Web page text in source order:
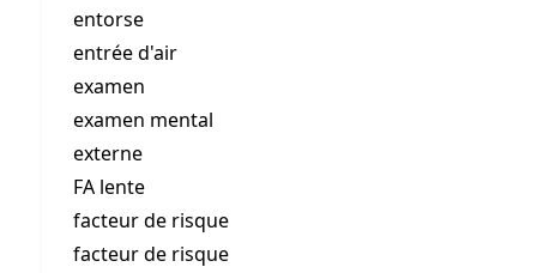
entorse
entrée d'air
examen
examen mental
externe
FA lente
facteur de risque
facteur de risque